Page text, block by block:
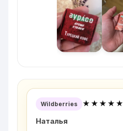
Wildberries ★★★★★
Наталья